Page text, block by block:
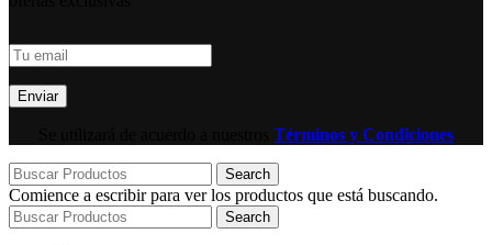
Términos y Condiciones
Search
Comience a escribir para ver los productos que está buscando.
Search